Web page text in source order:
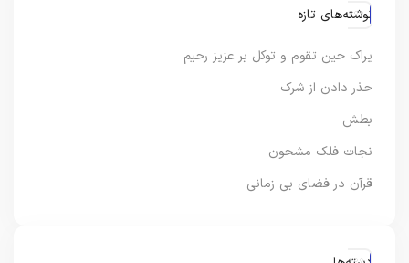
نوشته‌های تازه
یراک حین تقوم و توکل بر عزیز رحیم
حذر دادن از شرک
بطش
نجات فلک مشحون
قرآن در فضای بی زمانی